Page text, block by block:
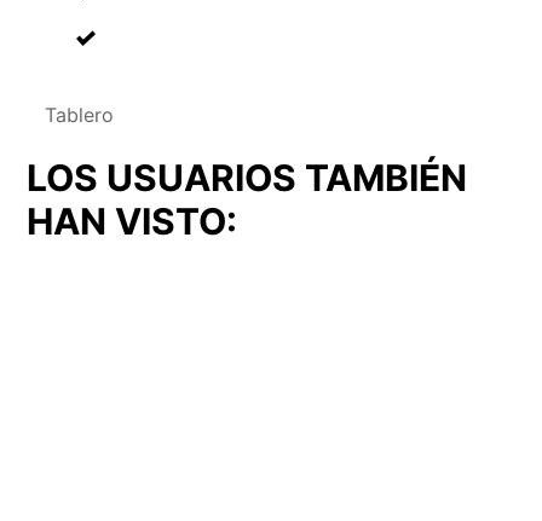
Tablero
LOS USUARIOS TAMBIÉN
HAN VISTO: